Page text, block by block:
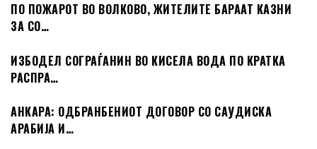
ПО ПОЖАРОТ ВО ВОЛКОВО, ЖИТЕЛИТЕ БАРААТ КАЗНИ
ЗА СО…
ИЗБОДЕЛ СОГРАЃАНИН ВО КИСЕЛА ВОДА ПО КРАТКА
РАСПРА…
АНКАРА: ОДБРАНБЕНИОТ ДОГОВОР СО САУДИСКА
АРАБИЈА И…